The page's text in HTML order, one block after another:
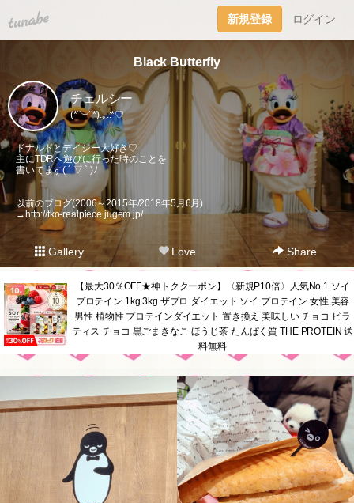
tuna.be 新規登録 ログイン
Black Butterfly
チェルシー
(*˘︶˘*).｡.:*♡
ドナルドとデイジー大好き♡
主にTDRへ遊びに行った時のことを
書いてます( ´ ▽ ` )ﾉ
以前のブログ(2006～2015年/2018年5月6月)
→http://tko-realpiece.jugem.jp/
Gallery Love Share
【最大30％OFF★神トククーポン】〈新規P10倍〉人気No.1 ソイ
プロテイン 1kg 3kg ザプロ ダイエット ソイ プロテイン 女性 美容
男性 植物性 プロテインダイエット 置き換え 美味しい チョコ ピラ
ティス チョコ 黒ごまきなこ ほうじ茶 たんぱく質 THE PROTEIN 送
料無料